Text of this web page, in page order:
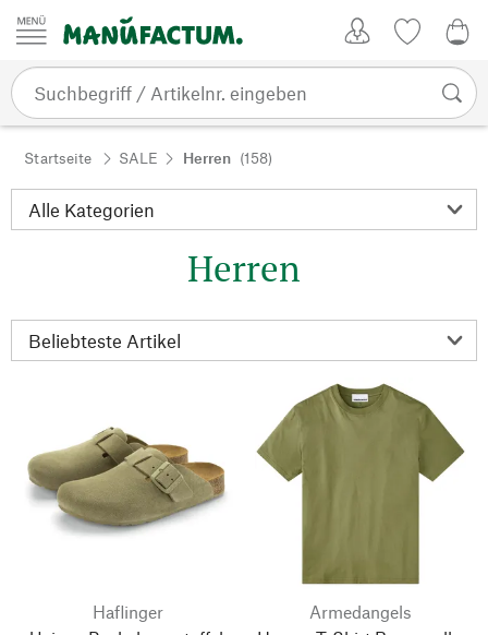
Zum Inhalt springen
Startseite SALE Herren (158)
Herren
Haflinger
Armedangels